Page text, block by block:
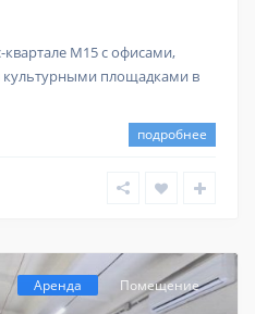
M15 с офисами,
площадками в
подробнее
Аренда Помещение